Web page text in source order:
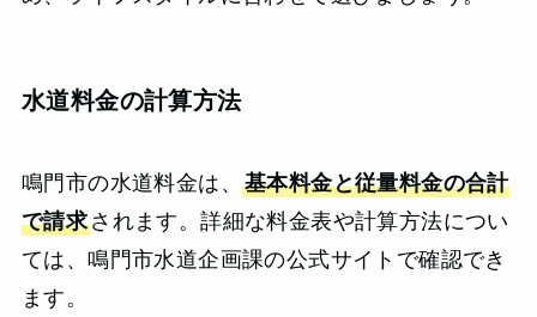
水道料金の計算方法
鳴門市の水道料金は、 基本料金と従量料金の合計
で請求されます。詳細な料金表や計算方法につい
ては、鳴門市水道企画課の公式サイトで確認でき
ます。